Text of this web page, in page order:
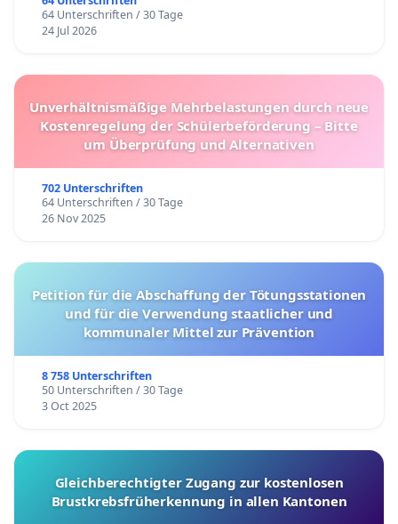
64 Unterschriften / 30 Tage
24 Jul 2026
Unverhältnismäßige Mehrbelastungen durch neue
Kostenregelung der Schülerbeförderung – Bitte
um Überprüfung und Alternativen
702 Unterschriften
64 Unterschriften / 30 Tage
26 Nov 2025
Petition für die Abschaffung der Tötungsstationen
und für die Verwendung staatlicher und
kommunaler Mittel zur Prävention
8 758 Unterschriften
50 Unterschriften / 30 Tage
3 Oct 2025
Gleichberechtigter Zugang zur kostenlosen
Brustkrebsfrüherkennung in allen Kantonen